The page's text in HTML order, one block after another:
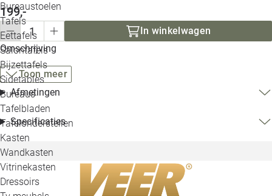
Bureaustoelen
Tafels
Eettafels
Salontafels
Bijzettafels
Sidetables
Bureaus
Tafelbladen
Tafelonderstellen
Kasten
Wandkasten
Vitrinekasten
Dressoirs
Alle
199,-
In winkelwagen
Omschrijving
Toon meer
Afmetingen
Specificaties